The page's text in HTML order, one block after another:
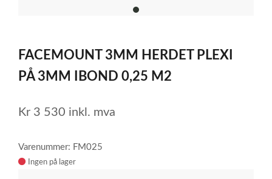
item
of
1
FACEMOUNT 3MM HERDET PLEXI
PÅ 3MM IBOND 0,25 M2
Kr 3 530 inkl. mva
Varenummer: FM025
Ingen på lager